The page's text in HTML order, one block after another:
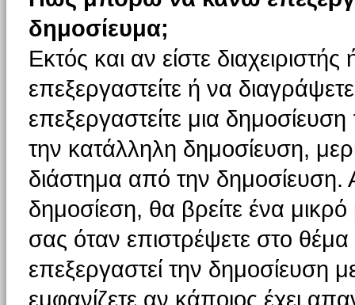
δημοσίευμα;
Εκτός και αν είστε
επεξεργαστείτε ή να
επεξεργαστείτε μια
την κατάλληλη δημοσίευση,
διάστημα από την δημοσίευση.
δημοσίεση, θα βρείτε ένα
σας όταν επιστρέψετε στο
επεξεργαστεί την δημοσίευση
εμφανίζετε αν κάποιος έχει